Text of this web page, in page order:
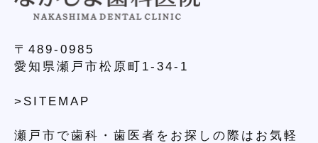
〒489-0985
愛知県瀬戸市松原町1-34-1
>SITEMAP
瀬戸市で歯科・歯医者をお探しの際はお気軽